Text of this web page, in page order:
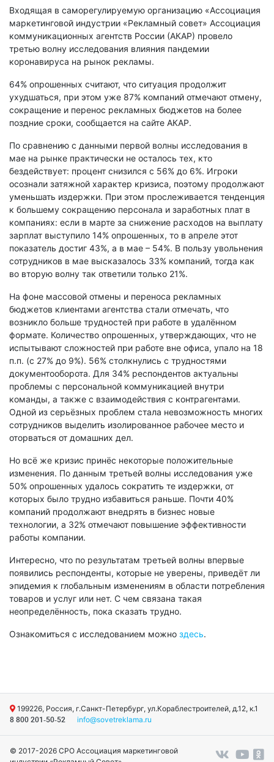
Входящая в саморегулируемую организацию «Ассоциация
маркетинговой индустрии «Рекламный совет» Ассоциация
коммуникационных агентств России (АКАР) провело
третью волну исследования влияния пандемии
коронавируса на рынок рекламы.
64% опрошенных считают, что ситуация продолжит
ухудшаться, при этом уже 87% компаний отмечают отмену,
сокращение и перенос рекламных бюджетов на более
поздние сроки, сообщается на сайте АКАР.
По сравнению с данными первой волны исследования в
мае на рынке практически не осталось тех, кто
бездействует: процент снизился с 56% до 6%. Игроки
осознали затяжной характер кризиса, поэтому продолжают
уменьшать издержки. При этом прослеживается тенденция
к большему сокращению персонала и заработных плат в
компаниях: если в марте за снижение расходов на выплату
зарплат выступило 14% опрошенных, то в апреле этот
показатель достиг 43%, а в мае – 54%. В пользу увольнения
сотрудников в мае высказалось 33% компаний, тогда как
во вторую волну так ответили только 21%.
На фоне массовой отмены и переноса рекламных
бюджетов клиентами агентства стали отмечать, что
возникло больше трудностей при работе в удалённом
формате. Количество опрошенных, утверждающих, что не
испытывают сложностей при работе вне офиса, упало на 18
п.п. (с 27% до 9%). 56% столкнулись с трудностями
документооборота. Для 34% респондентов актуальны
проблемы с персональной коммуникацией внутри
команды, а также с взаимодействия с контрагентами.
Одной из серьёзных проблем стала невозможность многих
сотрудников выделить изолированное рабочее место и
оторваться от домашних дел.
Но всё же кризис принёс некоторые положительные
изменения. По данным третьей волны исследования уже
50% опрошенных удалось сократить те издержки, от
которых было трудно избавиться раньше. Почти 40%
компаний продолжают внедрять в бизнес новые
технологии, а 32% отмечают повышение эффективности
работы компании.
Интересно, что по результатам третьей волны впервые
появились респонденты, которые не уверены, приведёт ли
эпидемия к глобальным изменениям в области потребления
товаров и услуг или нет. С чем связана такая
неопределённость, пока сказать трудно.
Ознакомиться с исследованием можно здесь.
199226, Россия, г.Санкт-Петербург, ул.Кораблестроителей, д.12, к.1
8 800 201-50-52 info@sovetreklama.ru
© 2017-2026 СРО Ассоциация маркетинговой